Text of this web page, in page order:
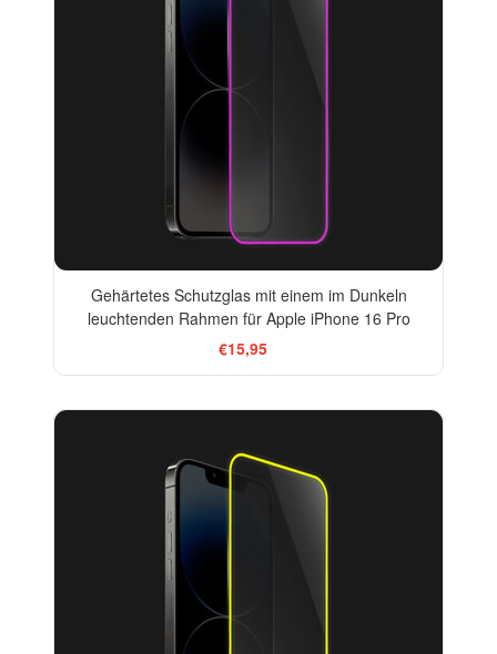
Gehärtetes Schutzglas mit einem im Dunkeln
leuchtenden Rahmen für Apple iPhone 16 Pro
€15,95